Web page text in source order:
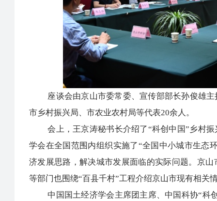
座谈会由京山市委常委、宣传部部长孙俊雄主
市乡村振兴局、市农业农村局等代表20余人。
会上，王京涛秘书长介绍了“科创中国”乡村振
学会在全国范围内组织实施了“全国中小城市生态
济发展思路，解决城市发展面临的实际问题。京
等部门也围绕“百县千村”工程介绍京山市现有相关
中国国土经济学会主席团主席、中国科协“科